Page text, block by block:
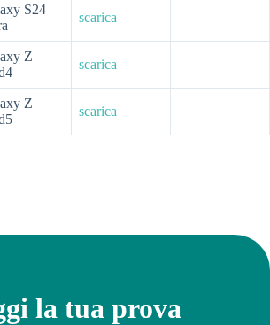
S24
scarica
Z
scarica
Z
scarica
la tua prova